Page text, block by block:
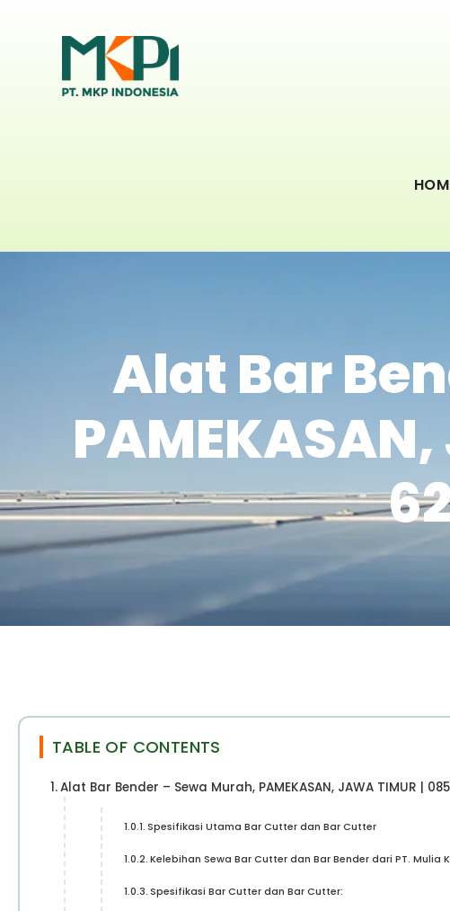
Alat Bar
TABLE OF CONTENTS
Alat Bar Bender – Sewa Murah, PAMEKASAN, JAWA TIMUR |
Spesifikasi Utama Bar Cutter dan Bar Cutter
Kelebihan Sewa Bar Cutter dan Bar Bender dari PT. Mulia
Spesifikasi Bar Cutter dan Bar Cutter: